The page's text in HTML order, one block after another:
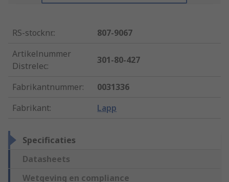
RS-stocknr.:
807-9067
Artikelnummer
Distrelec:
301-80-427
Fabrikantnummer:
0031336
Fabrikant: Lapp
Specificaties
Datasheets
Wetgeving en compliance